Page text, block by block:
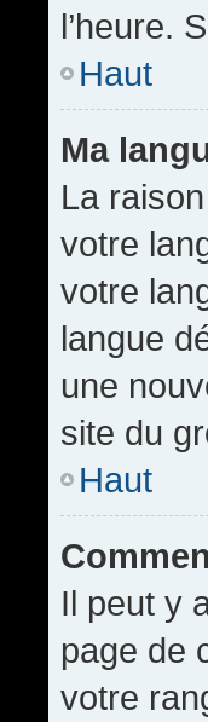
l’heure.
Haut
Ma
La
votre
votre
langue
une
site du
Haut
Il peut y
page de
votre